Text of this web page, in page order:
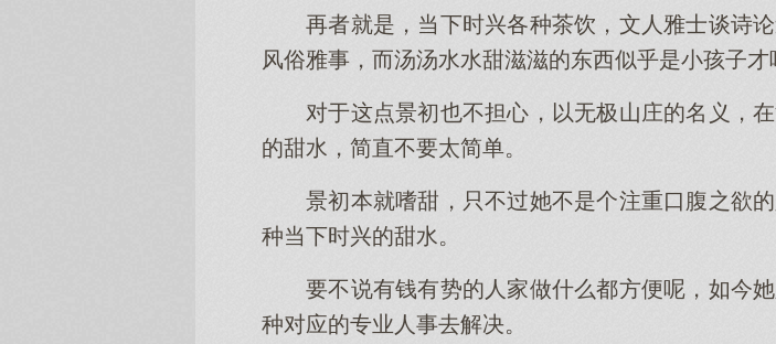
再者就是，当下时兴各种茶饮，文人雅士谈诗
风俗雅事，而汤汤水水甜滋滋的东西似乎是小孩子才
对于这点景初也不担心，以无极山庄的名义，
的甜水，简直不要太简单。
景初本就嗜甜，只不过她不是个注重口腹之欲
种当下时兴的甜水。
要不说有钱有势的人家做什么都方便呢，如今
种对应的专业人事去解决。